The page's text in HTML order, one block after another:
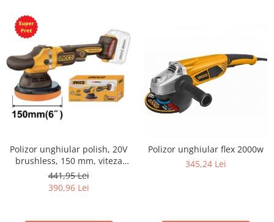
Polizor unghiular polish, 20V
brushless, 150 mm, viteza
variabila pentru auto si
finisare
441,95 Lei
390,96 Lei
Polizor unghiular flex 2000w
345,24 Lei